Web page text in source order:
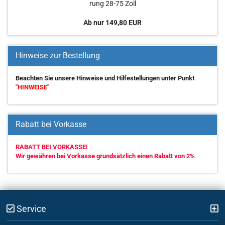
rung 28-75 Zoll
Ab nur 149,80 EUR
Hinweise zur Bestellung
Beachten Sie unsere Hinweise und Hilfestellungen unter Punkt
"HINWEISE"
Rabatt bei Vorkasse
RABATT BEI VORKASSE!
Wir gewähren bei Vorkasse grundsätzlich einen Rabatt von 2%
Service